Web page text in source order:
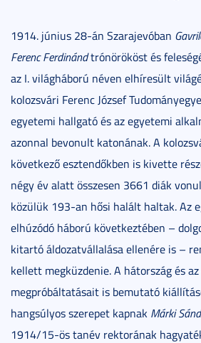
1914. június 28-án Szarajevóban
Ferenc Ferdinándtrónörököst és
az I. világháború néven elhíresült
kolozsvári Ferenc József
egyetemi hallgató és az egyetemi
azonnal bevonult katonának. A
következő esztendőkben is kivette
négy év alatt összesen 3661 diák
közülük 193-an hősi halált haltak. Az
elhúzódó háború következtében –
kitartó áldozatvállalása ellenére is –
kellett megküzdenie. A hátország és
megpróbáltatásait is bemutató
hangsúlyos szerepet kapnak Márki
1914/15-ös tanév rektorának